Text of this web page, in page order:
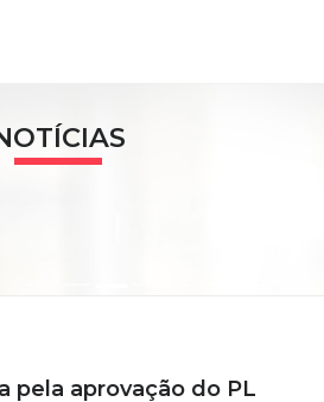
pela aprovação do PL